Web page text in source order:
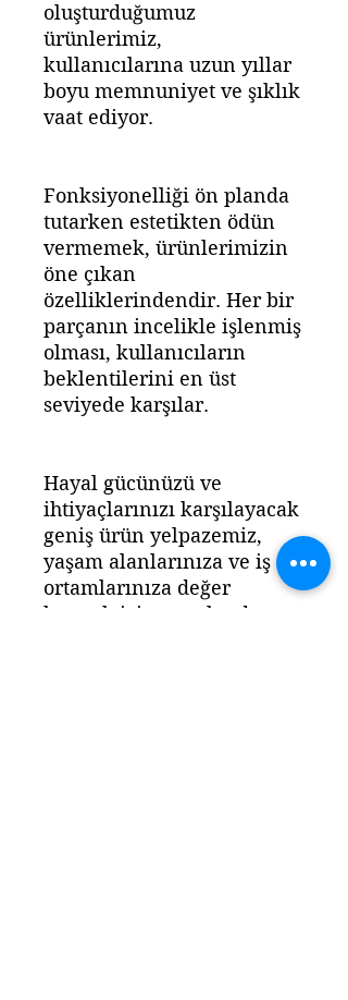
oluşturduğumuz
ürünlerimiz,
kullanıcılarına uzun yıllar
boyu memnuniyet ve şıklık
vaat ediyor.
Fonksiyonelliği ön planda
tutarken estetikten ödün
vermemek, ürünlerimizin
öne çıkan
özelliklerindendir. Her bir
parçanın incelikle işlenmiş
olması, kullanıcıların
beklentilerini en üst
seviyede karşılar.
Hayal gücünüzü ve
ihtiyaçlarınızı karşılayacak
geniş ürün yelpazemiz,
yaşam alanlarınıza ve iş
ortamlarınıza değer
katmak için tasarlandı.